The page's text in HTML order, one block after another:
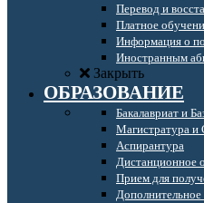
Перевод и
Платное
Информация о
Иностранным
Закрыть
ОБРАЗОВАНИЕ
Бакалавриат и
Магистратура и
Аспирантура
Дистанционное
Прием для
Дополнительное